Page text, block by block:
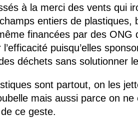
à la merci des vents qui
entiers de plastiques,
financées par des ONG
l’efficacité puisqu’elles
déchets sans solutionner
sont partout, on les
mais aussi parce on
ce geste.